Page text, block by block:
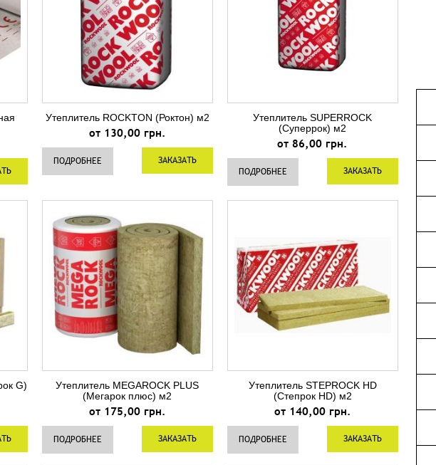
Утеплитель ROCKTON (Роктон) м2
от 130,00 грн.
ЗАКАЗАТЬ
ПОДРОБНЕЕ
Утеплитель SUPERROCK
(Суперрок) м2
от 86,00 грн.
ЗАКАЗАТЬ
ПОДРОБНЕЕ
G)
Утеплитель MEGAROCK PLUS
(Мегарок плюс) м2
от 175,00 грн.
ЗАКАЗАТЬ
ПОДРОБНЕЕ
Утеплитель STEPROCK HD
(Степрок HD) м2
от 140,00 грн.
ЗАКАЗАТЬ
ПОДРОБНЕЕ